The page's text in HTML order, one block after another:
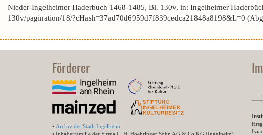
Nieder-Ingelheimer Haderbuch 1468-1485, Bl. 130v, in: Ingelheimer
130v/pagination/18/?cHash=37ad70d6959d7f839cedca21848a8198&L=0
Förderer
• Archiv der Stadt Ingelheim